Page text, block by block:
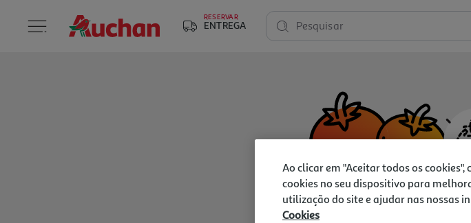
RESERVAR
ENTREGA Pesquisar
Ao clicar em "Aceitar todos os
cookies no seu dispositivo para
utilização do site e ajudar nas nossas
Cookies